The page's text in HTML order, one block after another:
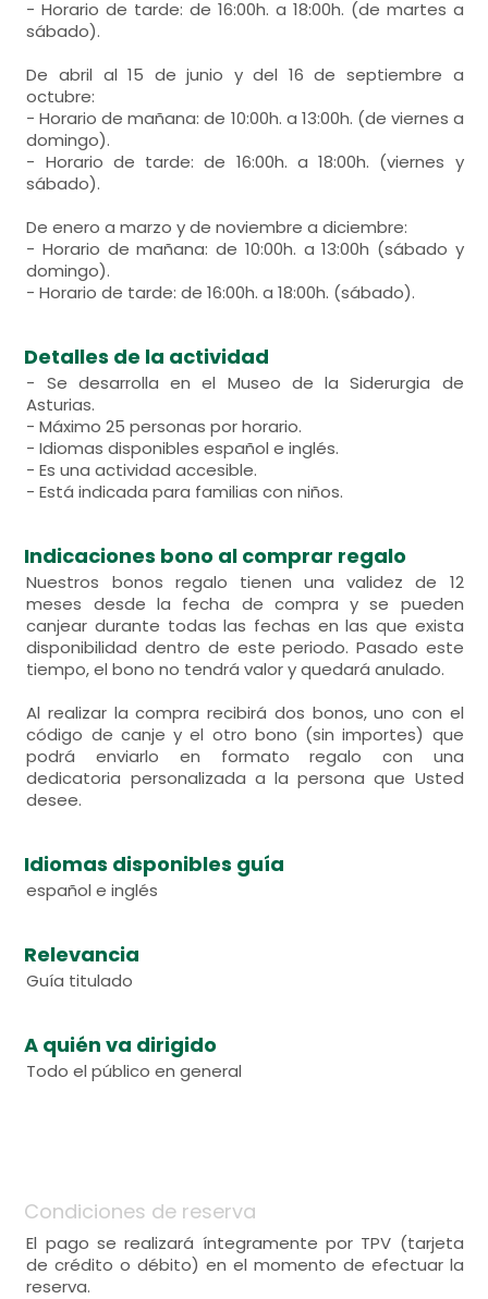
- Horario de tarde: de 16:00h. a 18:00h. (de martes a
sábado).
De abril al 15 de junio y del 16 de septiembre a
octubre:
- Horario de mañana: de 10:00h. a 13:00h. (de viernes a
domingo).
- Horario de tarde: de 16:00h. a 18:00h. (viernes y
sábado).
De enero a marzo y de noviembre a diciembre:
- Horario de mañana: de 10:00h. a 13:00h (sábado y
domingo).
- Horario de tarde: de 16:00h. a 18:00h. (sábado).
Detalles de la actividad
- Se desarrolla en el Museo de la Siderurgia de
Asturias.
- Máximo 25 personas por horario.
- Idiomas disponibles español e inglés.
- Es una actividad accesible.
- Está indicada para familias con niños.
Indicaciones bono al comprar regalo
Nuestros bonos regalo tienen una validez de 12
meses desde la fecha de compra y se pueden
canjear durante todas las fechas en las que exista
disponibilidad dentro de este periodo. Pasado este
tiempo, el bono no tendrá valor y quedará anulado.
Al realizar la compra recibirá dos bonos, uno con el
código de canje y el otro bono (sin importes) que
podrá enviarlo en formato regalo con una
dedicatoria personalizada a la persona que Usted
desee.
Idiomas disponibles guía
español e inglés
Relevancia
Guía titulado
A quién va dirigido
Todo el público en general
Condiciones de reserva
El pago se realizará íntegramente por TPV (tarjeta
de crédito o débito) en el momento de efectuar la
reserva.